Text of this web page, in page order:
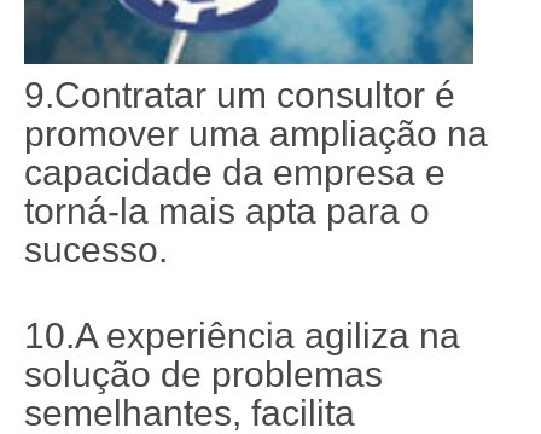
9.Contratar um consultor é
promover uma ampliação na
capacidade da empresa e
torná-la mais apta para o
sucesso.
10.A experiência agiliza na
solução de problemas
semelhantes, facilita